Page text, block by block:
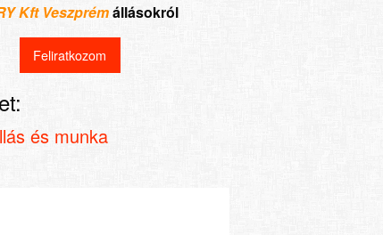
Kft Veszprémállásokról
és munka